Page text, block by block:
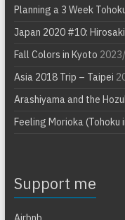
Planning a 3 Week
Japan 2020 #10: Hirosaki
Fall Colors in Kyoto
Asia 2018 Trip – Taipei
Arashiyama and the
Feeling Morioka (Tohoku
Support me